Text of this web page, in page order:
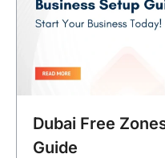
Dubai Free
Guide